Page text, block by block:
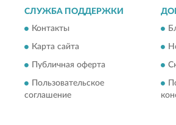
СЛУЖБА ПОДДЕРЖКИ
Контакты
Карта сайта
Публичная оферта
Пользовательское
соглашение